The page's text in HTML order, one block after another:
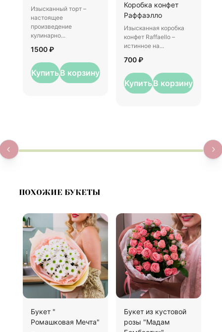
Изысканный торт –
настоящее
произведение
кулинарно...
1500 ₽
КупитьВ корзину
Коробка конфет
Раффаэлло
Изысканная коробка
конфет Raffaello –
истинное на...
700 ₽
КупитьВ корзину
ПОХОЖИЕ БУКЕТЫ
Букет "
Ромашковая Мечта"
Букет из кустовой
розы "Мадам